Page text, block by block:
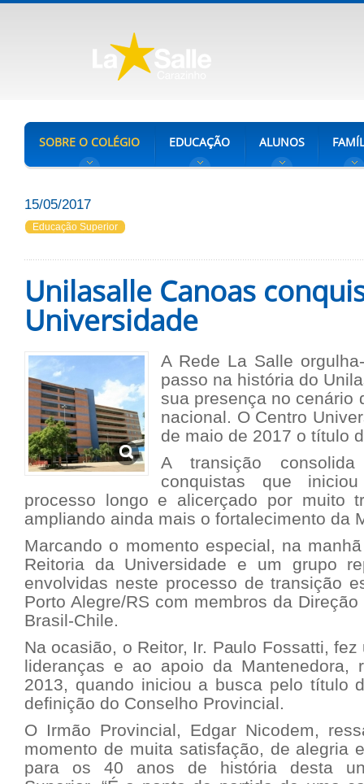
SOBRE O COLÉGIO EDUCAÇÃO ALUNOS
15/05/2017
Educação Superior
Unilasalle Canoas
Universidade
A Rede La Salle
passo na história do
sua presença no cenário
nacional. O Centro
de maio de 2017 o título
A transição
conquistas que
processo longo e alicerçado por muito
ampliando ainda mais o fortalecimento da
Marcando o momento especial, na
Reitoria da Universidade e um grupo
envolvidas neste processo de transição
Porto Alegre/RS com membros da
Brasil-Chile.
Na ocasião, o Reitor, Ir. Paulo Fossatti,
lideranças e ao apoio da Mantenedora,
2013, quando iniciou a busca pelo título
definição do Conselho Provincial.
O Irmão Provincial, Edgar Nicodem,
momento de muita satisfação, de alegria
para os 40 anos de história desta